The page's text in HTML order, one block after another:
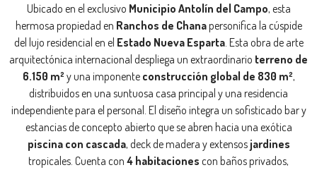
Ubicado en el exclusivo Municipio Antolín del Campo, esta
hermosa propiedad en Ranchos de Chanapersonifica la cúspide
del lujo residencial en el Estado Nueva Esparta. Esta obra de arte
arquitectónica internacional despliega un extraordinario terreno de
6.150 m² y una imponente construcción global de 830 m²,
distribuidos en una suntuosa casa principal y una residencia
independiente para el personal. El diseño integra un sofisticado bar y
estancias de concepto abierto que se abren hacia una exótica
piscina con cascada, deck de madera y extensos jardines
tropicales. Cuenta con 4 habitaciones con baños privados,